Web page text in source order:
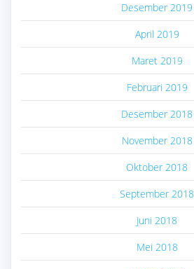
Desember 2019
April 2019
Maret 2019
Februari 2019
Desember 2018
November 2018
Oktober 2018
September 2018
Juni 2018
Mei 2018